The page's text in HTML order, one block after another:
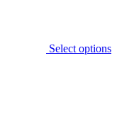
Select options